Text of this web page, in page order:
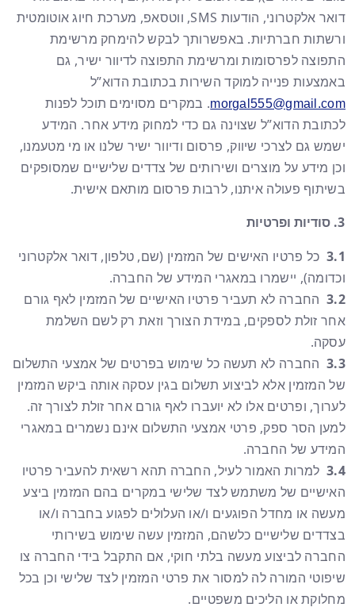
דואר אלקטרוני, הודעות SMS, ווטסאפ, מערכת חיוג אוטומטית
ורשתות חברתיות. באפשרותך לבקש להימחק מרשימת
התפוצה לפרסומות ומרשימת התפוצה לדיוור ישיר, גם
באמצעות פנייה למוקד השירות בכתובת הדוא”ל
morgal555@gmail.com. במקרים מסוימים תוכל לפנות
לכתובת הדוא”ל שצוינה גם כדי למחוק מידע אחר. המידע
ישמש גם לצרכי שיווק, פרסום ודיוור ישיר שלנו או מי מטעמנו,
וכן מידע על מוצרים ושירותים של צדדים שלישיים שמסופקים
בשיתוף פעולה איתנו, לרבות פרסום מותאם אישית.
סודיות ופרטיות
3.1 כל פרטיו האישים של המזמין (שם, טלפון, דואר אלקטרוני
וכדומה), יישמרו במאגרי המידע של החברה.
3.2החברה לא תעביר פרטיו האישיים של המזמין לאף גורם
אחר זולת לספקים, במידת הצורך וזאת רק לשם השלמת
עסקה.
3.3החברה לא תעשה כל שימוש בפרטים של אמצעי התשלום
של המזמין אלא לביצוע תשלום בגין עסקה אותה ביקש המזמין
לערוך, ופרטים אלו לא יועברו לאף גורם אחר זולת לצורך זה.
למען הסר ספק, פרטי אמצעי התשלום אינם נשמרים במאגרי
המידע של החברה.
3.4למרות האמור לעיל, החברה תהא רשאית להעביר פרטיו
האישיים של משתמש לצד שלישי במקרים בהם המזמין ביצע
מעשה או מחדל הפוגעים ו/או העלולים לפגוע בחברה ו/או
בצדדים שלישיים כלשהם, המזמין עשה שימוש בשירותי
החברה לביצוע מעשה בלתי חוקי, אם התקבל בידי החברה צו
שיפוטי המורה לה למסור את פרטי המזמין לצד שלישי וכן בכל
מחלוקת או הליכים משפטיים.